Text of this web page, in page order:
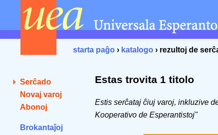
starta paĝo › katalogo › rezultoj de
Serĉado
Novaj varoj
Abonoj
Brokantaĵoj
Estas trovita 1 titolo
Estis serĉataj ĉiuj varoj, inkluzive
Kooperativo de Esperantistoj"